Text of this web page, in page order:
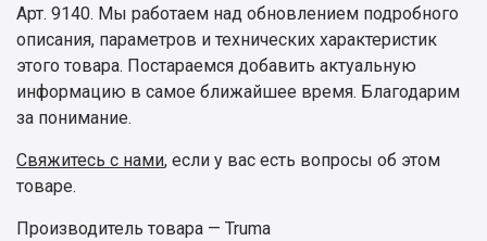
Арт. 9140. Мы работаем над обновлением подробного
описания, параметров и технических характеристик
этого товара. Постараемся добавить актуальную
информацию в самое ближайшее время. Благодарим
за понимание.
Свяжитесь с нами, если у вас есть вопросы об этом
товаре.
Производитель товара — Truma